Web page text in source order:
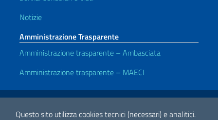
Questo sito utilizza cookies tecnici (necessari) e analitici.
Notizie
Amministrazione Trasparente
Amministrazione trasparente – Ambasciata
Amministrazione trasparente – MAECI
Link Utili